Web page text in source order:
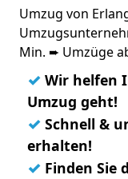
Umzug von
Min. ➨ Umzüge
✓ Wir helfen
Umzug geht!
✓ Schnell &
erhalten!
✓ Finden Sie